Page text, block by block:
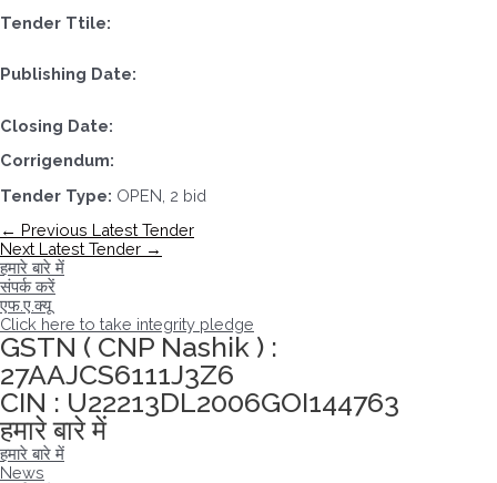
Tender Ttile:
Publishing Date:
Closing Date:
Corrigendum:
Tender Type: OPEN, 2 bid
पोस्ट
नेविगेशन
← Previous Latest Tender
Next Latest Tender →
हमारे बारे में
संपर्क करें
एफ.ए.क्यू
Click here to take integrity pledge
GSTN ( CNP Nashik ) :
27AAJCS6111J3Z6
CIN : U22213DL2006GOI144763
हमारे बारे में
हमारे बारे में
News